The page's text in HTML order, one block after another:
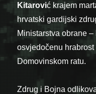
Kitarović krajem
hrvatski gardijski
Ministarstva obrane –
osvjedočenu
Domovinskom ratu.
Zdrug i Bojna